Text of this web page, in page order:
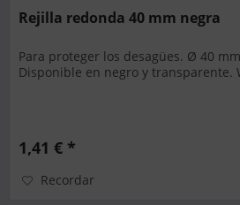
Rejilla redonda 40 mm negra
Para proteger los desagües. Ø 40
Disponible en negro y transparente.
1,41 € *
Recordar